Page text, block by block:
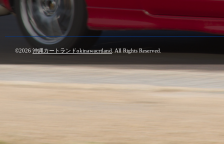
©2026 沖縄カートランドokinawacrtland . All Rights Reserved.